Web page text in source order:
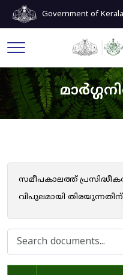
Government of Kerala
സമീപകാലത്ത്
വിപുലമായി തിരയുന്നതിന്